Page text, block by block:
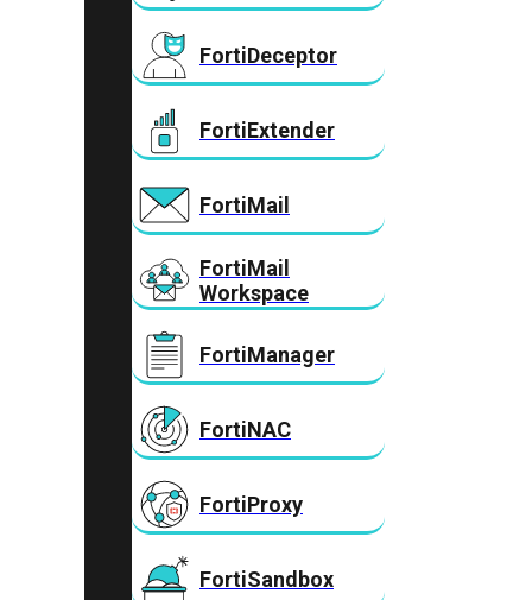
FortiDeceptor
FortiExtender
FortiMail
FortiMail
Workspace
FortiManager
FortiNAC
FortiProxy
FortiSandbox